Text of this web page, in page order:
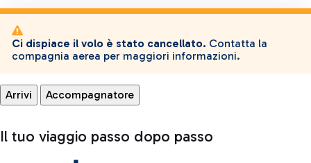
Ci dispiace il volo è stato cancellato. Contatta la
compagnia aerea per maggiori informazioni.
Arrivi Accompagnatore
Il tuo viaggio passo dopo passo